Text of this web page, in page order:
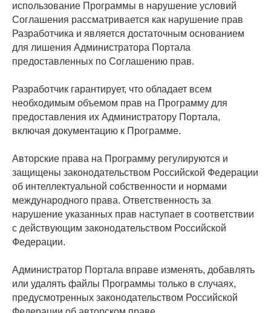
использование Программы в нарушение условий
Соглашения рассматривается как нарушение прав
Разработчика и является достаточным основанием
для лишения Администратора Портала
предоставленных по Соглашению прав.
Разработчик гарантирует, что обладает всем
необходимым объемом прав на Программу для
предоставления их Администратору Портала,
включая документацию к Программе.
Авторские права на Программу регулируются и
защищены законодательством Российской Федерации
об интеллектуальной собственности и нормами
международного права. Ответственность за
нарушение указанных прав наступает в соответствии
с действующим законодательством Российской
Федерации.
Администратор Портала вправе изменять, добавлять
или удалять файлы Программы только в случаях,
предусмотренных законодательством Российской